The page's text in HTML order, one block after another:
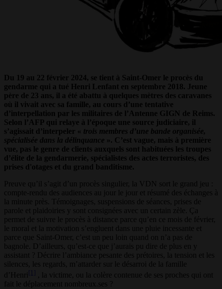
Du 19 au 22 février 2024, se tient à Saint-Omer le procès du
gendarme qui a tué Henri Lenfant en septembre 2018. Jeune
père de 23 ans, il a été abattu à quelques mètres des caravanes
où il vivait avec sa famille, au cours d’une tentative
d’interpellation par les militaires de l’Antenne GIGN de Reims.
Selon l’AFP qui relaye à l’époque une source judiciaire, il
s’agissait d’interpeler « trois membres d’une bande organisée,
spécialisée dans la délinquance ». C’est vague, mais à première
vue, pas le genre de clients auxquels sont habituées les troupes
d’élite de la gendarmerie, spécialistes des actes terroristes, des
prises d'otages et du grand banditisme.
Preuve qu’il s’agit d’un procès singulier, la VDN sort le grand jeu :
compte-rendu des audiences au jour le jour et résumé des échanges à
la minute près. Témoignages, suspensions de séances, prises de
parole et plaidoiries y sont consignées avec un certain zèle. Ça
permet de suivre le procès à distance parce qu’en ce mois de février,
le moral et la motivation s’engluent dans une pluie incessante et
parce que Saint-Omer, c’est un peu loin quand on n’a pas de
bagnole. D’ailleurs, qu’est-ce que j’aurais pu dire de plus en y
assistant ? Décrire l’ambiance pesante des prétoires, la tension et les
silences, les regards, m’attarder sur le désarroi de la famille
d’Henri
[1]
, la victime, ou la colère contenue de ses proches qui ont
fait le déplacement nombreux.ses ?